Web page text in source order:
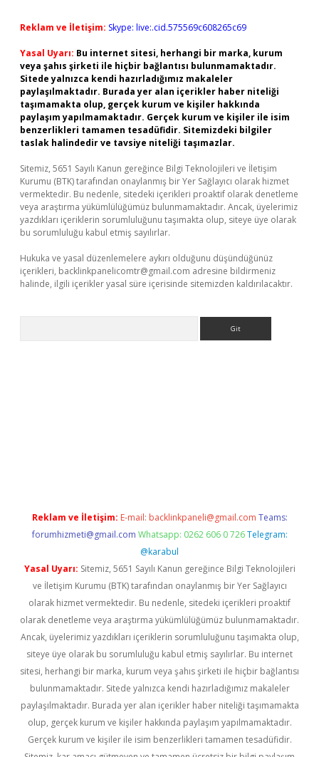
Reklam ve İletişim: Skype: live:.cid.575569c608265c69
Yasal Uyarı: Bu internet sitesi, herhangi bir marka, kurum
veya şahıs şirketi ile hiçbir bağlantısı bulunmamaktadır.
Sitede yalnızca kendi hazırladığımız makaleler
paylaşılmaktadır. Burada yer alan içerikler haber niteliği
taşımamakta olup, gerçek kurum ve kişiler hakkında
paylaşım yapılmamaktadır. Gerçek kurum ve kişiler ile isim
benzerlikleri tamamen tesadüfidir. Sitemizdeki bilgiler
taslak halindedir ve tavsiye niteliği taşımazlar.
Sitemiz, 5651 Sayılı Kanun gereğince Bilgi Teknolojileri ve İletişim
Kurumu (BTK) tarafından onaylanmış bir Yer Sağlayıcı olarak hizmet
vermektedir. Bu nedenle, sitedeki içerikleri proaktif olarak denetleme
veya araştırma yükümlülüğümüz bulunmamaktadır. Ancak, üyelerimiz
yazdıkları içeriklerin sorumluluğunu taşımakta olup, siteye üye olarak
bu sorumluluğu kabul etmiş sayılırlar.
Hukuka ve yasal düzenlemelere aykırı olduğunu düşündüğünüz
içerikleri, backlinkpanelicomtr@gmail.com adresine bildirmeniz
halinde, ilgili içerikler yasal süre içerisinde sitemizden kaldırılacaktır.
Reklam ve İletişim: E-mail: backlinkpaneli@gmail.com Teams:
forumhizmeti@gmail.com Whatsapp: 0262 606 0 726 Telegram:
@karabul
Yasal Uyarı: Sitemiz, 5651 Sayılı Kanun gereğince Bilgi Teknolojileri
ve İletişim Kurumu (BTK) tarafından onaylanmış bir Yer Sağlayıcı
olarak hizmet vermektedir. Bu nedenle, sitedeki içerikleri proaktif
olarak denetleme veya araştırma yükümlülüğümüz bulunmamaktadır.
Ancak, üyelerimiz yazdıkları içeriklerin sorumluluğunu taşımakta olup,
siteye üye olarak bu sorumluluğu kabul etmiş sayılırlar. Bu internet
sitesi, herhangi bir marka, kurum veya şahıs şirketi ile hiçbir bağlantısı
bulunmamaktadır. Sitede yalnızca kendi hazırladığımız makaleler
paylaşılmaktadır. Burada yer alan içerikler haber niteliği taşımamakta
olup, gerçek kurum ve kişiler hakkında paylaşım yapılmamaktadır.
Gerçek kurum ve kişiler ile isim benzerlikleri tamamen tesadüfidir.